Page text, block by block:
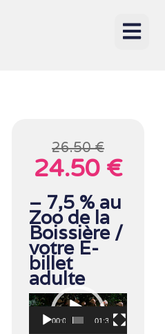
26.50 €
24.50 €
– 7,5 % au
Zoo de la
Boissière /
votre E-
billet
adulte
Lecteur
vidéo00:00 01:33